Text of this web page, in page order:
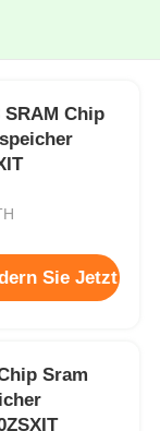
SRAM Chip
Sie Jetzt
Sram